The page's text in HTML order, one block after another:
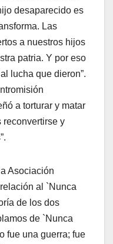
desaparecido es
Las
a nuestros hijos
patria. Y por eso
lucha que dieron”.
a torturar y matar
reconvertirse y
Asociación
al `Nunca
de los dos
de `Nunca
fue una guerra; fue